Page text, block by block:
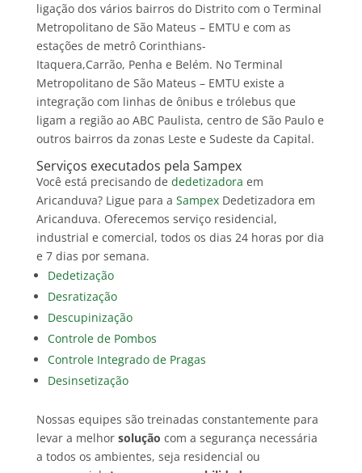
ligação dos vários bairros do Distrito com o Terminal
Metropolitano de São Mateus – EMTU e com as
estações de metrô Corinthians-
Itaquera,Carrão, Penha e Belém. No Terminal
Metropolitano de São Mateus – EMTU existe a
integração com linhas de ônibus e trólebus que
ligam a região ao ABC Paulista, centro de São Paulo e
outros bairros da zonas Leste e Sudeste da Capital.
Serviços executados pela Sampex
Você está precisando de dedetizadora em
Aricanduva? Ligue para a SampexDedetizadora em
Aricanduva. Oferecemos serviço residencial,
industrial e comercial, todos os dias 24 horas por dia
e 7 dias por semana.
Dedetização
Desratização
Descupinização
Controle de Pombos
Controle Integrado de Pragas
Desinsetização
Nossas equipes são treinadas constantemente para
levar a melhor solução com a segurança necessária
a todos os ambientes, seja residencial ou